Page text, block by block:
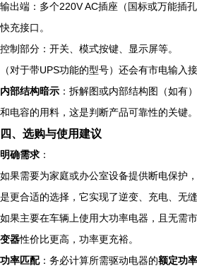
输出端：多个220V AC插座（国标或万能插
快充接口。
控制部分：开关、模式按键、显示屏等。
（对于带UPS功能的型号）还会有市电输入
内部结构暗示 ：拆解图或内部结构图（如有
和电容的用料，这是判断产品可靠性的关键。
四、选购与使用建议
明确需求 ：
如果需要为家庭或办公室设备提供断电保护，
是更合适的选择，它实现了逆变、充电、无缝
如果主要在车辆上使用大功率电器，且无需
变器性价比更高，功率更充裕。
功率匹配：务必计算所需驱动电器的额定功